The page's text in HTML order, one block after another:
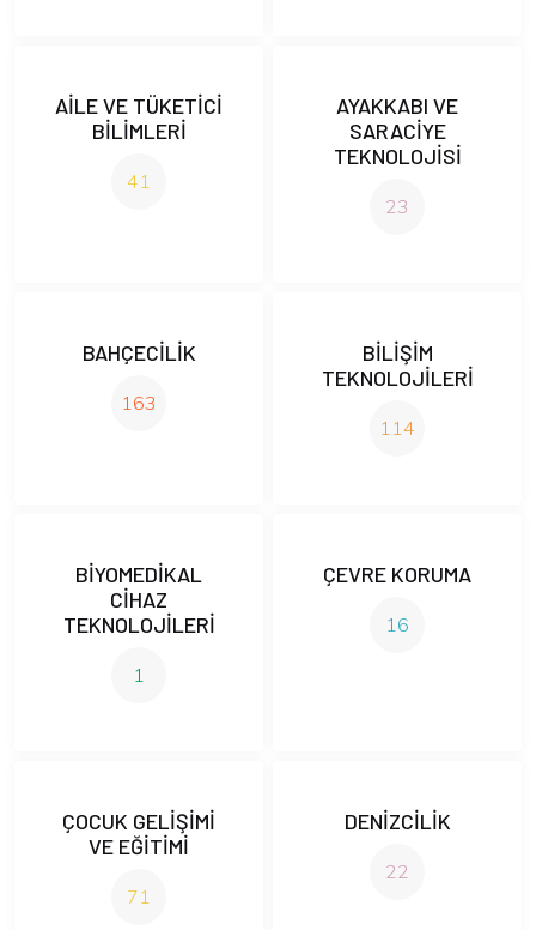
AİLE VE TÜKETİCİ
BİLİMLERİ
41
AYAKKABI VE
SARACİYE
TEKNOLOJİSİ
23
BAHÇECİLİK
163
BİLİŞİM
TEKNOLOJİLERİ
114
BİYOMEDİKAL
CİHAZ
TEKNOLOJİLERİ
1
ÇEVRE KORUMA
16
ÇOCUK GELİŞİMİ
VE EĞİTİMİ
71
DENİZCİLİK
22